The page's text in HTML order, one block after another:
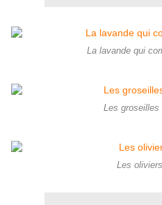
La lavande qui
Les groseilles
Les